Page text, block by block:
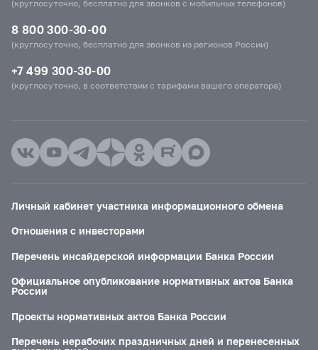
(круглосуточно, бесплатно для звонков с мобильных телефонов)
8 800 300-30-00
(круглосуточно, бесплатно для звонков из регионов России)
+7 499 300-30-00
(круглосуточно, в соответствии с тарифами вашего оператора)
Личный кабинет участника информационного обмена
Отношения с инвесторами
Перечень инсайдерской информации Банка России
Официальное опубликование нормативных актов Банка
России
Проекты нормативных актов Банка России
Перечень нерабочих праздничных дней и перенесенных